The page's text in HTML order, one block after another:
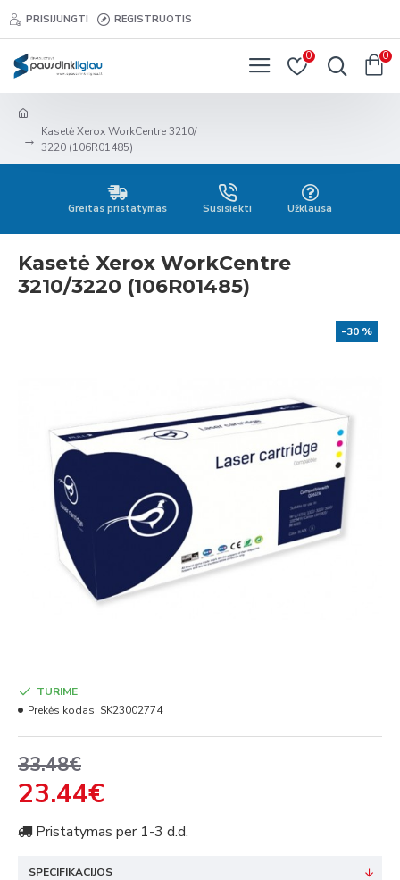
PRISIJUNGTI REGISTRUOTIS
0 0
Kasetė Xerox WorkCentre 3210/
3220 (106R01485)
Greitas pristatymas Susisiekti Užklausa
Kasetė Xerox WorkCentre
3210/3220 (106R01485)
-30 %
33.48€
23.44€
TURIME
Prekės kodas: SK23002774
Pristatymas per 1-3 d.d.
SPECIFIKACIJOS